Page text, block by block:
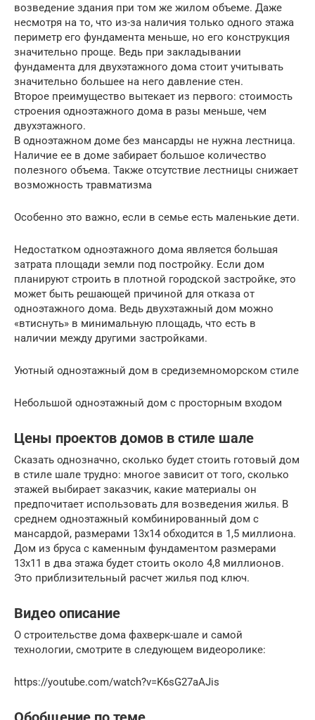
возведение здания при том же жилом объеме. Даже
несмотря на то, что из-за наличия только одного этажа
периметр его фундамента меньше, но его конструкция
значительно проще. Ведь при закладывании
фундамента для двухэтажного дома стоит учитывать
значительно большее на него давление стен.
Второе преимущество вытекает из первого: стоимость
строения одноэтажного дома в разы меньше, чем
двухэтажного.
В одноэтажном доме без мансарды не нужна лестница.
Наличие ее в доме забирает большое количество
полезного объема. Также отсутствие лестницы снижает
возможность травматизма
Особенно это важно, если в семье есть маленькие дети.
Недостатком одноэтажного дома является большая
затрата площади земли под постройку. Если дом
планируют строить в плотной городской застройке, это
может быть решающей причиной для отказа от
одноэтажного дома. Ведь двухэтажный дом можно
«втиснуть» в минимальную площадь, что есть в
наличии между другими застройками.
Уютный одноэтажный дом в средиземноморском стиле
Небольшой одноэтажный дом с просторным входом
Цены проектов домов в стиле шале
Сказать однозначно, сколько будет стоить готовый дом
в стиле шале трудно: многое зависит от того, сколько
этажей выбирает заказчик, какие материалы он
предпочитает использовать для возведения жилья. В
среднем одноэтажный комбинированный дом с
мансардой, размерами 13х14 обходится в 1,5 миллиона.
Дом из бруса с каменным фундаментом размерами
13х11 в два этажа будет стоить около 4,8 миллионов.
Это приблизительный расчет жилья под ключ.
Видео описание
О строительстве дома фахверк-шале и самой
технологии, смотрите в следующем видеоролике:
https://youtube.com/watch?v=K6sG27aAJis